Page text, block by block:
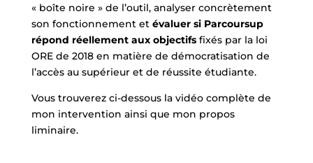
« boîte noire » de l’outil, analyser concrètement
son fonctionnement et évaluer si Parcoursup
répond réellement aux objectifsfixés par la loi
ORE de 2018 en matière de démocratisation de
l’accès au supérieur et de réussite étudiante.
Vous trouverez ci-dessous la vidéo complète de
mon intervention ainsi que mon propos
liminaire.